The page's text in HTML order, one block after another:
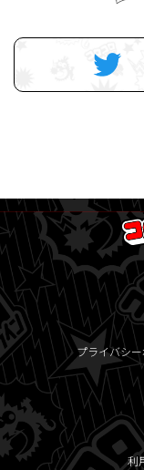
プライバシ
利